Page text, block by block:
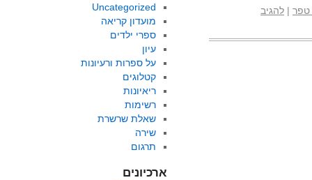
טפר | להגיב
Uncategorized
מועדון קריאה
ספרי ילדים
עיון
על ספרות ורעיונות
קטלוגים
ריאיונות
רשימות
שאלת שרשרת
שירה
תרגום
ארכיונים